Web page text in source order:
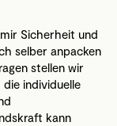
Sicherheit und
selber anpacken
stellen wir
die individuelle
kann